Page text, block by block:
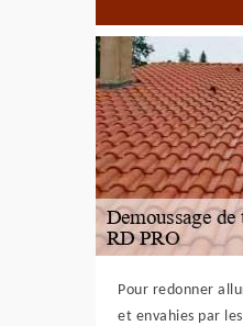
Pour redonner
et envahies par